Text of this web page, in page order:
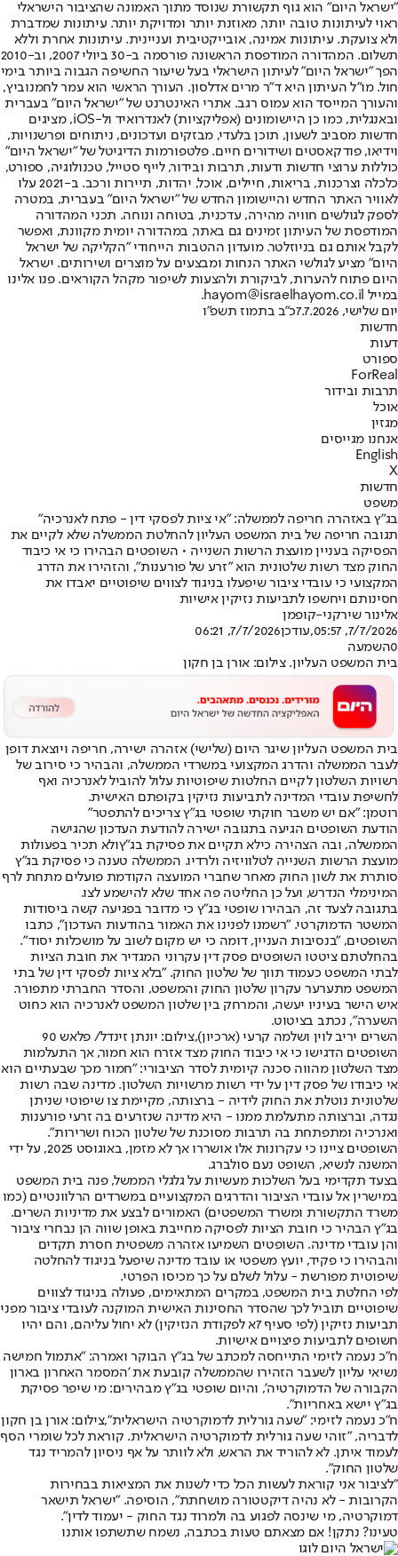
"ישראל היום" הוא גוף תקשורת שנוסד מתוך האמונה שהציבור הישראלי
ראוי לעיתונות טובה יותר, מאוזנת יותר ומדויקת יותר. עיתונות שמדברת
ולא צועקת. עיתונות אמינה, אובייקטיבית ועניינית. עיתונות אחרת וללא
תשלום. המהדורה המודפסת הראשונה פורסמה ב-30 ביולי 2007, וב-2010
הפך "ישראל היום" לעיתון הישראלי בעל שיעור החשיפה הגבוה ביותר בימי
חול. מו"ל העיתון היא ד"ר מרים אדלסון. העורך הראשי הוא עמר לחמנוביץ,
והעורך המייסד הוא עמוס רגב. אתרי האינטרנט של "ישראל היום" בעברית
ובאנגלית, כמו כן היישומונים (אפליקציות) לאנדרואיד ול-iOS, מציגים
חדשות מסביב לשעון, תוכן בלעדי, מבזקים ועדכונים, ניתוחים ופרשנויות,
וידיאו, פודקאסטים ושידורים חיים. פלטפורמות הדיגיטל של "ישראל היום"
כוללות ערוצי חדשות ודעות, תרבות ובידור, לייף סטייל, טכנולוגיה, ספורט,
כלכלה וצרכנות, בריאות, חיילים, אוכל, יהדות, תיירות ורכב. ב-2021 עלו
לאוויר האתר החדש והיישומון החדש של "ישראל היום" בעברית, במטרה
לספק לגולשים חוויה מהירה, עדכנית, בטוחה ונוחה. תכני המהדורה
המודפסת של העיתון זמינים גם באתר, במהדורה יומית מקוונת, ואפשר
לקבל אותם גם בניוזלטר. מועדון ההטבות הייחודי "הקליקה של ישראל
היום" מציע לגולשי האתר הנחות ומבצעים על מוצרים ושירותים. ישראל
היום פתוח להערות, לביקורת ולהצעות לשיפור מקהל הקוראים. פנו אלינו
במייל hayom@israelhayom.co.il.
יום שלישי, 7.7.2026
כ"ב בתמוז תשפ"ו
חדשות
דעות
ספורט
ForReal
תרבות ובידור
אוכל
מגזין
אנחנו מגייסים
English
X
חדשות
משפט
בג"ץ באזהרה חריפה לממשלה: "אי ציות לפסקי דין - פתח לאנרכיה"
תגובה חריפה של בית המשפט העליון להחלטת הממשלה שלא לקיים את
הפסיקה בעניין מועצת הרשות השנייה • השופטים הבהירו כי אי כיבוד
החוק מצד רשות שלטונית הוא "זרע של פורענות", והזהירו את הדרג
המקצועי כי עובדי ציבור שיפעלו בניגוד לצווים שיפוטיים יאבדו את
חסינותם ויחשפו לתביעות נזיקין אישיות
אלינור שירקני-קופמן
7/7/2026, 05:57
,עודכן7/7/2026, 06:21
0השמעה
בית המשפט העליון. צילום: אורן בן חקון
בית המשפט העליון שיגר היום (שלישי) אזהרה ישירה, חריפה ויוצאת דופן
לעבר הממשלה והדרג המקצועי במשרדי הממשלה, והבהיר כי סירוב של
רשויות השלטון לקיים החלטות שיפוטיות עלול להוביל לאנרכיה ואף
לחשיפת עובדי המדינה לתביעות נזיקין בקופתם האישית.
רוטמן: "אם יש משבר חוקתי שופטי בג"ץ צריכים להתפטר"
הודעת השופטים הגיעה בתגובה ישירה להודעת העדכון שהגישה
הממשלה, ובה הצהירה כילא תקיים את פסיקת בג"ץולא תכיר בפעולות
מועצת הרשות השנייה לטלוויזיה ולרדיו. הממשלה טענה כי פסיקת בג"ץ
סותרת את לשון החוק מאחר שחברי המועצה הקודמת פועלים מתחת לרף
המינימלי הנדרש, ועל כן החליטה פה אחד שלא להישמע לצו.
בתגובה לצעד זה, הבהירו שופטי בג"ץ כי מדובר בפגיעה קשה ביסודות
המשטר הדמוקרטי. "רשמנו לפנינו את האמור בהודעות העדכון", כתבו
השופטים, "בנסיבות העניין, דומה כי יש מקום לשוב על מושכלות יסוד".
בהחלטתם ציטטו השופטים פסק דין עקרוני המגדיר את חובת הציות
לבתי המשפט כעמוד תווך של שלטון החוק. "בלא ציות לפסקי דין של בתי
המשפט מתערער עקרון שלטון החוק והמשפט, והסדר החברתי מתפורר.
איש הישר בעיניו יעשה, והמרחק בין שלטון המשפט לאנרכיה הוא כחוט
השערה", נכתב בציטוט.
השרים יריב לוין ושלמה קרעי (ארכיון),צילום: יונתן זינדל/ פלאש 90
השופטים הדגישו כי אי כיבוד החוק מצד אזרח הוא חמור, אך התעלמות
מצד השלטון מהווה סכנה קיומית לסדר הציבורי: "חמור מכך שבעתיים הוא
אי כיבודו של פסק דין על ידי רשות מרשויות השלטון. מדינה שבה רשות
שלטונית נוטלת את החוק לידיה - ברצותה, מקיימת צו שיפוטי שניתן
נגדה, וברצותה מתעלמת ממנו - היא מדינה שנזרעים בה זרעי פורענות
ואנרכיה ומתפתחת בה תרבות מסוכנת של שלטון הכוח ושרירות".
השופטים ציינו כי עקרונות אלו אושררו אך לא מזמן, באוגוסט 2025, על ידי
המשנה לנשיא, השופט נעם סולברג.
בצעד תקדימי בעל השלכות מעשיות על גלגלי הממשל, פנה בית המשפט
במישרין אל עובדי הציבור והדרגים המקצועיים במשרדים הרלוונטיים (כמו
משרד התקשורת ומשרד המשפטים) האמורים לבצע את מדיניות השרים.
בג"ץ הבהיר כי חובת הציות לפסיקה מחייבת באופן שווה הן נבחרי ציבור
והן עובדי מדינה. השופטים השמיעו אזהרה משפטית חסרת תקדים
והבהירו כי פקיד, יועץ משפטי או עובד מדינה שיפעל בניגוד להחלטה
שיפוטית מפורשת - עלול לשלם על כך מכיסו הפרטי.
לפי החלטת בית המשפט, במקרים המתאימים, פעולה בניגוד לצווים
שיפוטיים תוביל לכך שהסדר החסינות האישית המוקנה לעובדי ציבור מפני
תביעות נזיקין (לפי סעיף 7א לפקודת הנזיקין) לא יחול עליהם, והם יהיו
חשופים לתביעות פיצויים אישיות.
ח"כ נעמה לזימי התייחסה למכתב של בג"ץ הבוקר ואמרה: "אתמול חמישה
נשיאי עליון לשעבר הזהירו שהממשלה קובעת את 'המסמר האחרון בארון
הקבורה של הדמוקרטיה', והיום שופטי בג"ץ מבהירים: מי שיפר פסיקת
בג"ץ יישא באחריות".
ח"כ נעמה לזימי: "שעה גורלית לדמוקרטיה הישראלית",צילום: אורן בן חקון
לדבריה, "זוהי שעה גורלית לדמוקרטיה הישראלית. קוראת לכל שומרי הסף
לעמוד איתן. לא להוריד את הראש, ולא לוותר על אף ניסיון להמריד נגד
שלטון החוק".
"לציבור אני קוראת לעשות הכל כדי לשנות את המציאות בבחירות
הקרובות - לא נהיה דיקטטורה מושחתת", הוסיפה. "ישראל תישאר
דמוקרטיה, מי שינסה לפגוע בה ולמרוד נגד החוק - יעמוד לדין".
טעינו? נתקן! אם מצאתם טעות בכתבה, נשמח שתשתפו אותנו